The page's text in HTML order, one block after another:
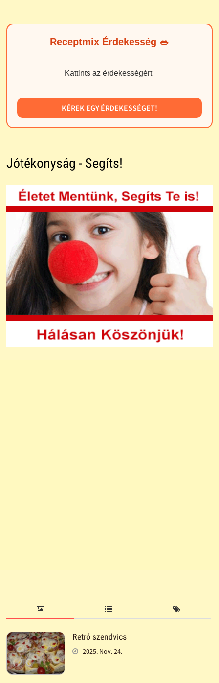
Receptmix Érdekesség 🥗
Kattints az érdekességért!
KÉREK EGY ÉRDEKESSÉGET!
Jótékonyság - Segíts!
Retró szendvics
2025. Nov. 24.